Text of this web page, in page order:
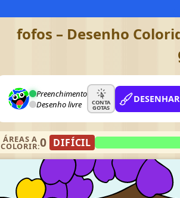
fofos – Desenho
Preenchimento
Desenho livre
CONTA
GOTAS
DESENHAR
ÁREAS A
COLORIR:0 DIFÍCIL